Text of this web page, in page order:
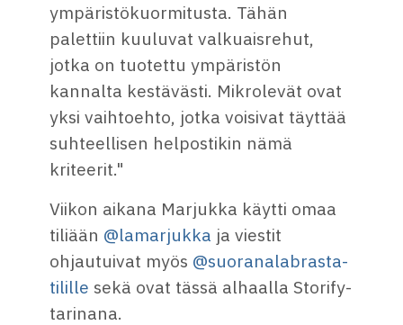
ympäristökuormitusta. Tähän
palettiin kuuluvat valkuaisrehut,
jotka on tuotettu ympäristön
kannalta kestävästi. Mikrolevät ovat
yksi vaihtoehto, jotka voisivat täyttää
suhteellisen helpostikin nämä
kriteerit."
Viikon aikana Marjukka käytti omaa
tiliään @lamarjukka ja viestit
ohjautuivat myös @suoranalabrasta-
tilille sekä ovat tässä alhaalla Storify-
tarinana.